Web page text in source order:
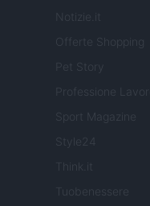
Notizie.it
Offerte Shopping
Professione Lavoro
Sport Magazine
Style24
Think.it
Tuobenessere